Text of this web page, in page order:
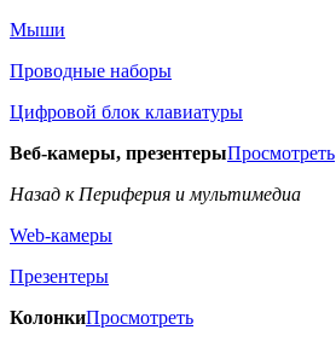
Мыши
Проводные наборы
Цифровой блок клавиатуры
Веб-камеры, презентерыПросмотреть
Назад к Периферия и мультимедиа
Web-камеры
Презентеры
КолонкиПросмотреть